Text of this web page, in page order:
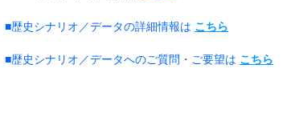
■歴史シナリオ／データの詳細情報は こちら
■歴史シナリオ／データへのご質問・ご要望は こちら